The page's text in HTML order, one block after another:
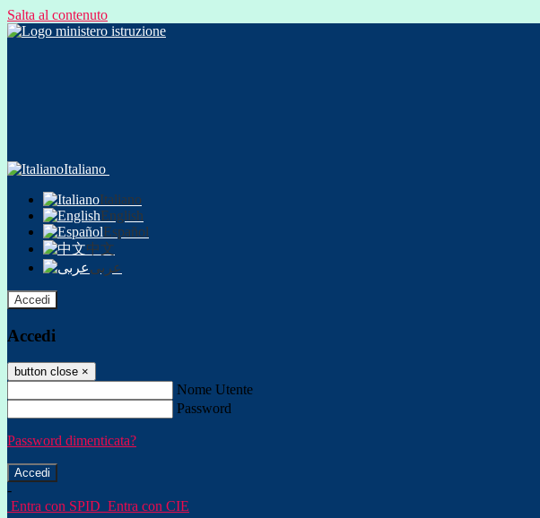
Salta al contenuto
Italiano
Italiano
English
Español
中文
عربى
Accedi
Accedi
button close ×
Nome Utente
Password
Password dimenticata?
-
Entra con SPID Entra con CIE